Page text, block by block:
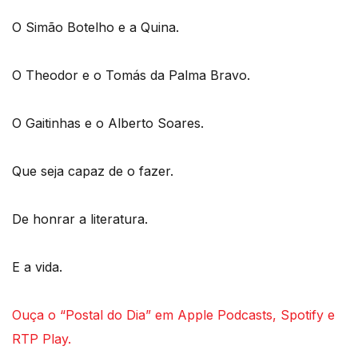
O Simão Botelho e a Quina.
O Theodor e o Tomás da Palma Bravo.
O Gaitinhas e o Alberto Soares.
Que seja capaz de o fazer.
De honrar a literatura.
E a vida.
Ouça o “Postal do Dia” em Apple Podcasts, Spotify e
RTP Play.